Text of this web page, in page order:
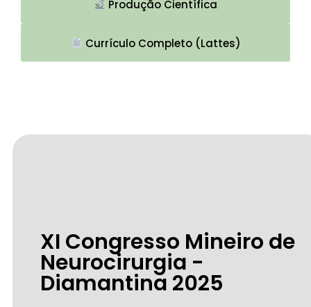
Produção Científica
Currículo Completo (Lattes)
XI Congresso Mineiro de
Neurocirurgia -
Diamantina 2025